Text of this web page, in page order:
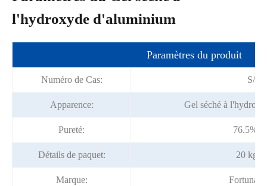
l'hydroxyde d'aluminium
Paramètres du produit
Numéro de Cas: S/o
Apparence: Gel séché à
Pureté: 76.5%
Détails de paquet: 20 kg/
Marque: